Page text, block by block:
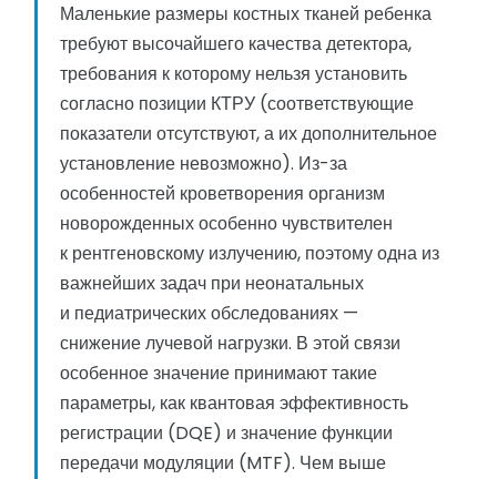
Маленькие размеры костных тканей ребенка
требуют высочайшего качества детектора,
требования к которому нельзя установить
согласно позиции КТРУ (соответствующие
показатели отсутствуют, а их дополнительное
установление невозможно). Из-за
особенностей кроветворения организм
новорожденных особенно чувствителен
к рентгеновскому излучению, поэтому одна из
важнейших задач при неонатальных
и педиатрических обследованиях —
снижение лучевой нагрузки. В этой связи
особенное значение принимают такие
параметры, как квантовая эффективность
регистрации (DQE) и значение функции
передачи модуляции (MTF). Чем выше